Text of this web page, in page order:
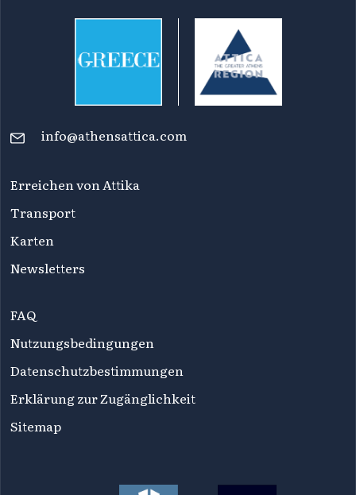
info@athensattica.com
Erreichen von Attika
Transport
Karten
Newsletters
FAQ
Nutzungsbedingungen
Datenschutzbestimmungen
Erklärung zur Zugänglichkeit
Sitemap